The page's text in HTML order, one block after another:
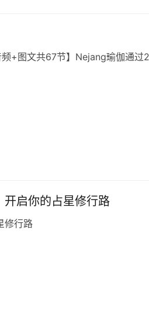
+图文共67节】​Nejang瑜伽通过
开启你的占星修行路
修行路